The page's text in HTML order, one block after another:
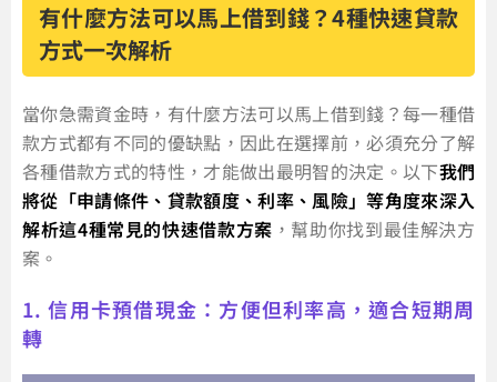
有什麼方法可以馬上借到錢？4種快速貸款
方式一次解析
當你急需資金時，有什麼方法可以馬上借到錢？每一種借
款方式都有不同的優缺點，因此在選擇前，必須充分了解
各種借款方式的特性，才能做出最明智的決定。以下我們
將從「申請條件、貸款額度、利率、風險」等角度來深入
解析這4種常見的快速借款方案 ，幫助你找到最佳解決方
案。
1. 信用卡預借現金：方便但利率高，適合短期周
轉